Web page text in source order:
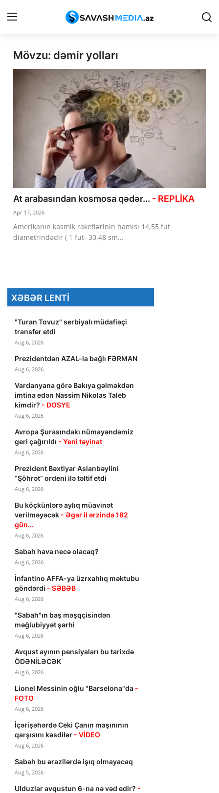
Haqqımızda
Peşə etikası
İqtisadiyyat
Hadisə
Dünya
Kriminal
Mövqe
Maraqlı
Sağlıq
Digər
Mövzu: dəmir yolları
At arabasından kosmosa qədər... - REPLİKA
Apr 17, 2026
Amerikanın kosmik raketlərinin hamısı 14,55 fut
diametrindədir ( 1 fut- 30,48 sm...
XƏBƏR LENTI
"Turan Tovuz" serbiyalı müdafiəçi
transfer etdi
Aug 6, 2026
Prezidentdən AZAL-la bağlı FƏRMAN
Aug 6, 2026
Vardanyana görə Bakıya gəlməkdən
imtina edən Nassim Nikolas Taleb
kimdir? - DOSYE
Aug 6, 2026
Avropa Şurasındakı nümayəndəmiz
geri çağırıldı - Yeni təyinat
Aug 6, 2026
Prezident Bəxtiyar Aslanbəylini
“Şöhrət” ordeni ilə təltif etdi
Aug 6, 2026
Bu köçkünlərə aylıq müavinət
verilməyəcək - Əgər il ərzində 182
gün...
Aug 6, 2026
Sabah hava necə olacaq?
Aug 6, 2026
İnfantino AFFA-ya üzrxahlıq məktubu
göndərdi - SƏBƏB
Aug 6, 2026
"Sabah"ın baş məşqçisindən
məğlubiyyət şərhi
Aug 6, 2026
Avqust ayının pensiyaları bu tarixdə
ÖDƏNİLƏCƏK
Aug 6, 2026
Lionel Messinin oğlu "Barselona"da -
FOTO
Aug 6, 2026
İçərişəhərdə Ceki Çanın maşınının
qarşısını kəsdilər - VİDEO
Aug 6, 2026
Sabah bu ərazilərdə işıq olmayacaq
Aug 5, 2026
Ulduzlar avqustun 6-na nə vəd edir? -